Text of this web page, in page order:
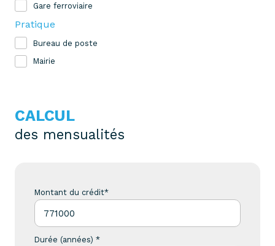
Gare ferroviaire
Pratique
Bureau de poste
Mairie
CALCUL
des mensualités
Montant du crédit*
Durée (années) *